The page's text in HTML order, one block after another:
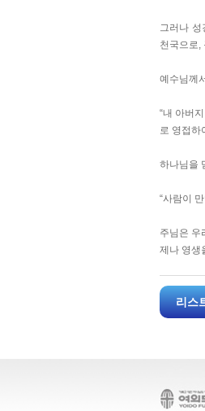
그러나 성
천국으로,
예수님께
“내 아버
로 영접하
하나님을
“사람이
주님은 우
제나 영생
리스